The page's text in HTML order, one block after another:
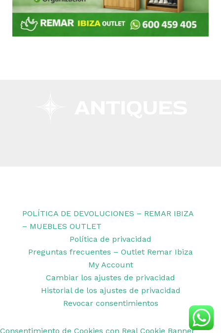
POLÍTICA DE DEVOLUCIONES – REMAR IBIZA
– MUEBLES OUTLET
Política de privacidad
Preguntas frecuentes – Outlet Remar Ibiza
My Account
Cambiar los ajustes de privacidad
Historial de los ajustes de privacidad
Revocar consentimientos
Consentimiento de Cookies con Real Cookie Banner